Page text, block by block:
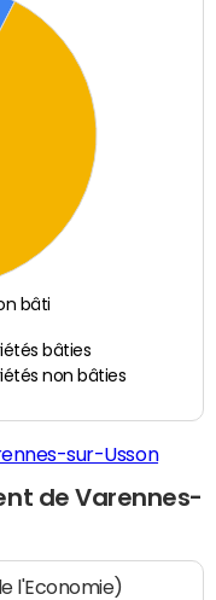
bâti
bâties
non bâties
sur-Usson
de Varennes-
l'Economie)